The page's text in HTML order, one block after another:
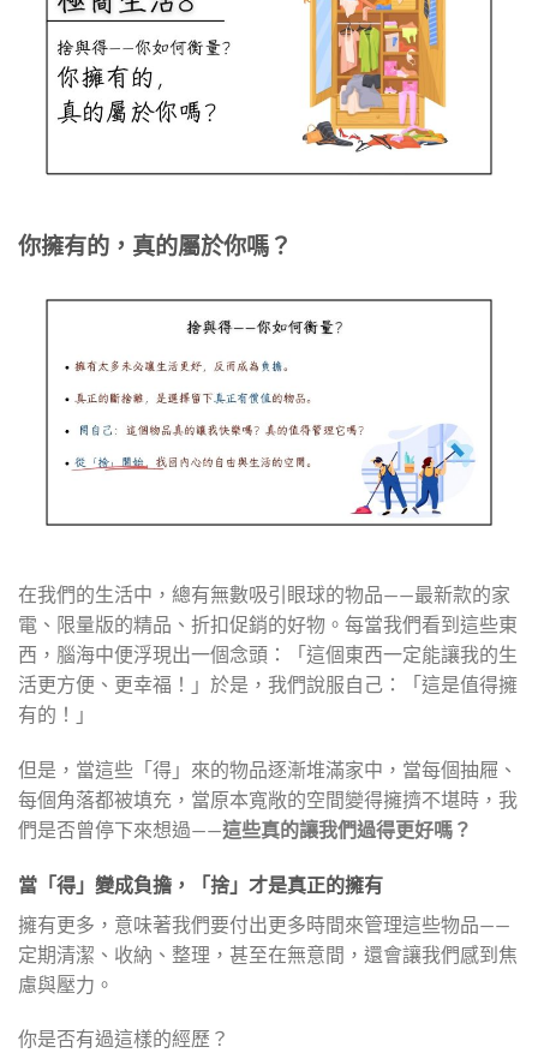
你擁有的，真的屬於你嗎？
在我們的生活中，總有無數吸引眼球的物品——最新款的家
電、限量版的精品、折扣促銷的好物。每當我們看到這些東
西，腦海中便浮現出一個念頭：「這個東西一定能讓我的生
活更方便、更幸福！」於是，我們說服自己：「這是值得擁
有的！」
但是，當這些「得」來的物品逐漸堆滿家中，當每個抽屜、
每個角落都被填充，當原本寬敞的空間變得擁擠不堪時，我
們是否曾停下來想過——這些真的讓我們過得更好嗎？
當「得」變成負擔，「捨」才是真正的擁有
擁有更多，意味著我們要付出更多時間來管理這些物品——
定期清潔、收納、整理，甚至在無意間，還會讓我們感到焦
慮與壓力。
你是否有過這樣的經歷？